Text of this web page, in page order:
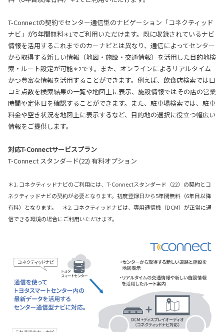
T-Connectの契約でセンター通信型のナビゲーション「コネクティッド
ナビ」が5年間無料＊1でご利用いただけます。既に収録されているナビ
情報を活用するこれまでのカーナビとは異なり、通信によってセンター
から取得する新しい情報（地図・施設・交通情報）を活用した目的地検
索・ルート設定が可能＊2です。また、オンラインによるリアルタイム
かつ豊富な情報を活用することができます。例えば、飲食店検索では口
コミ点数を検索結果の一覧や地図上に表示、施設情報ではその店の営業
時間や定休日を確認することができます。また、駐車場検索では、駐車
料金や空き状況を地図上に表示するなど、目的地の選択に役立つ幅広い
情報をご提供します。
対応T-Connectサービスプラン
T-Connect スタンダード(22) 有料オプション
＊1. コネクティッドナビのご利用には、T-Connectスタンダード（22）の契約とコ
ネクティッドナビの契約が必要となります。初度登録日から5年間無料（6年目以降
有料）となります。 ＊2. コネクティッドナビは、専用通信機（DCM）が正常に通
信できる環境の場合にご利用いただけます。